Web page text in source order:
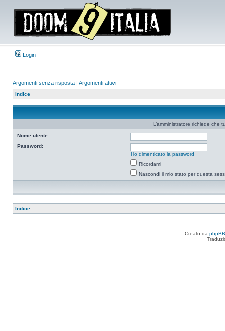
Login
Argomenti senza risposta | Argomenti attivi
Indice
L’amministratore richiede che
Nome utente:
Password:
Ho dimenticato la password
Ricordami
Nascondi il mio stato per questa
Indice
Creato da phpBB